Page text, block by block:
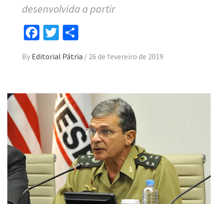
desenvolvida a partir
Facebook
Twitter
By Editorial Pátria / 26 de fevereiro de 2019